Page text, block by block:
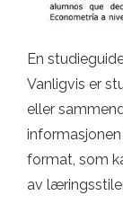
En
Vanligvis er
eller
format, som
av